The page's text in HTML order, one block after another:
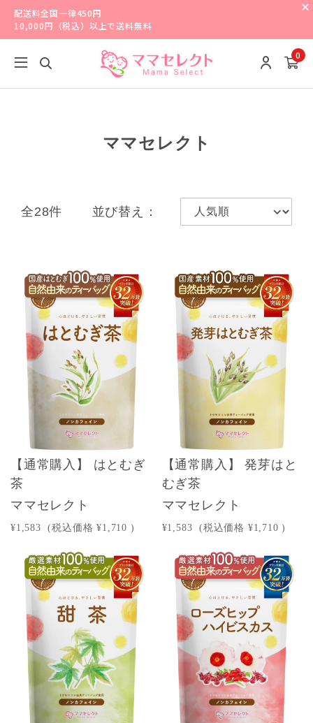
配送料全国一律450円
10,000円（税込）以上で送料無料
0
ママセレクト
全28件 並び替え：
【通常購入】 はとむぎ
茶
ママセレクト
¥1,583 (税込価格 ¥1,710 )
【通常購入】 発芽はと
むぎ茶
ママセレクト
¥1,583 (税込価格 ¥1,710 )